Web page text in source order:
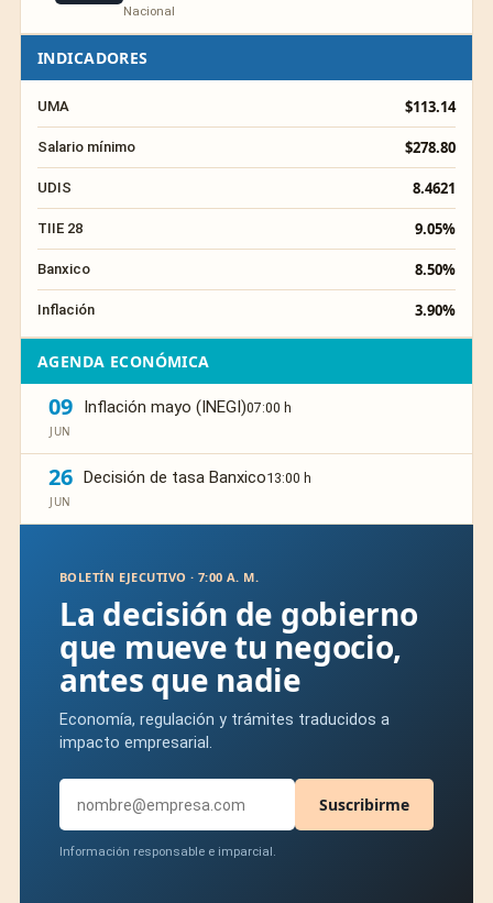
Nacional
INDICADORES
UMA $113.14
Salario mínimo $278.80
UDIS 8.4621
TIIE 28 9.05%
Banxico 8.50%
Inflación 3.90%
AGENDA ECONÓMICA
09
JUN
Inflación mayo (INEGI)07:00 h
26
JUN
Decisión de tasa Banxico13:00 h
BOLETÍN EJECUTIVO · 7:00 A. M.
La decisión de gobierno
que mueve tu negocio,
antes que nadie
Economía, regulación y trámites traducidos a
impacto empresarial.
Suscribirme
Información responsable e imparcial.